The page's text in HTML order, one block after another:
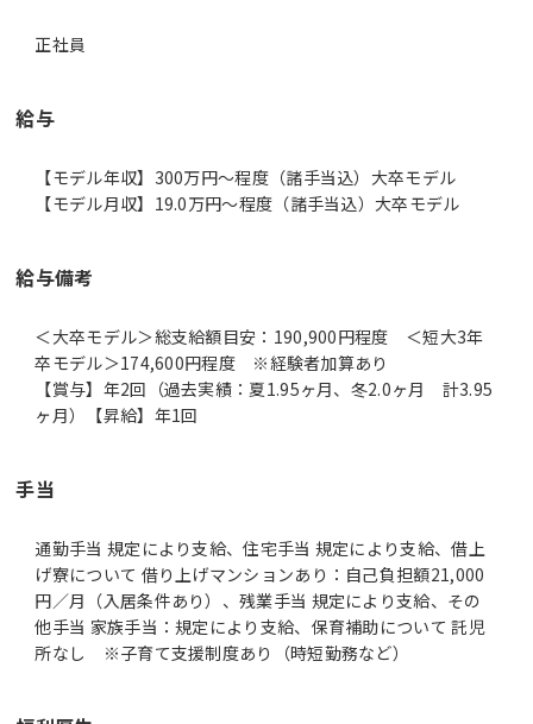
正社員
給与
【モデル年収】300万円〜程度（諸手当込）大卒モデル
【モデル月収】19.0万円〜程度（諸手当込）大卒モデル
給与備考
＜大卒モデル＞総支給額目安：190,900円程度 ＜短大3年
卒モデル＞174,600円程度 ※経験者加算あり
【賞与】年2回（過去実績：夏1.95ヶ月、冬2.0ヶ月 計3.95
ヶ月）【昇給】年1回
手当
通勤手当 規定により支給、住宅手当 規定により支給、借上
げ寮について 借り上げマンションあり：自己負担額21,000
円／月（入居条件あり）、残業手当 規定により支給、その
他手当 家族手当：規定により支給、保育補助について 託児
所なし ※子育て支援制度あり（時短勤務など）